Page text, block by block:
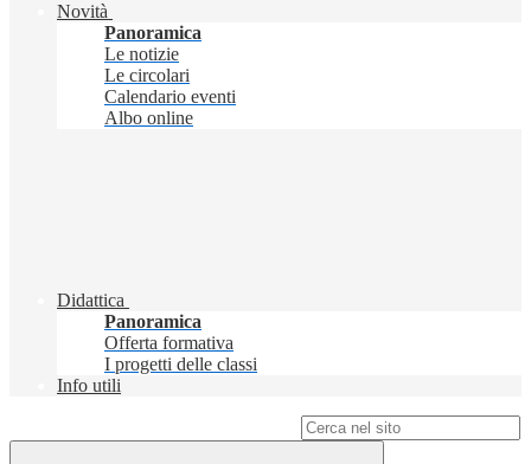
Novità
Panoramica
Le notizie
Le circolari
Calendario eventi
Albo online
Didattica
Panoramica
Offerta formativa
I progetti delle classi
Info utili